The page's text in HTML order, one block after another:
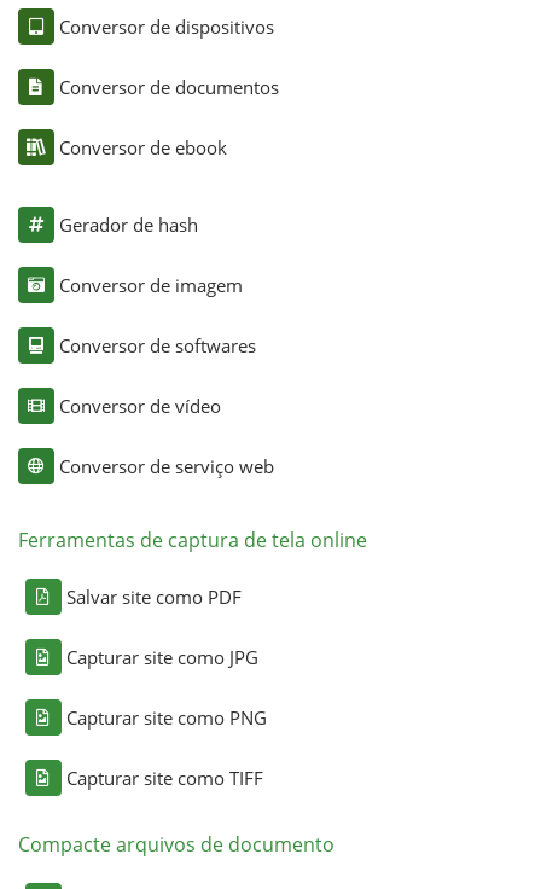
Conversor de dispositivos
Conversor de documentos
Conversor de ebook
Gerador de hash
Conversor de imagem
Conversor de softwares
Conversor de vídeo
Conversor de serviço web
Ferramentas de captura de tela online
Salvar site como PDF
Capturar site como JPG
Capturar site como PNG
Capturar site como TIFF
Compacte arquivos de documento